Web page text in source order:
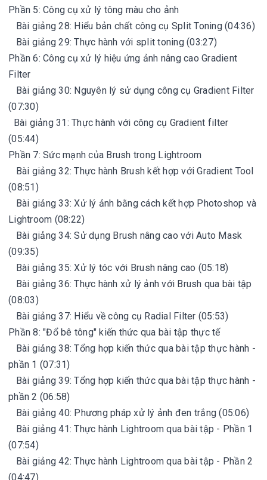
Phần 5: Công cụ xử lý tông màu cho ảnh
Bài giảng 28: Hiểu bản chất công cụ Split Toning (04:36)
Bài giảng 29: Thực hành với split toning (03:27)
Phần 6: Công cụ xử lý hiệu ứng ảnh nâng cao Gradient
Filter
Bài giảng 30: Nguyên lý sử dụng công cụ Gradient Filter
(07:30)
Bài giảng 31: Thực hành với công cụ Gradient filter
(05:44)
Phần 7: Sức mạnh của Brush trong Lightroom
Bài giảng 32: Thực hành Brush kết hợp với Gradient Tool
(08:51)
Bài giảng 33: Xử lý ảnh bằng cách kết hợp Photoshop và
Lightroom (08:22)
Bài giảng 34: Sử dụng Brush nâng cao với Auto Mask
(09:35)
Bài giảng 35: Xử lý tóc với Brush nâng cao (05:18)
Bài giảng 36: Thực hành xử lý ảnh với Brush qua bài tập
(08:03)
Bài giảng 37: Hiểu về công cụ Radial Filter (05:53)
Phần 8: "Đổ bê tông" kiến thức qua bài tập thực tế
Bài giảng 38: Tổng hợp kiến thức qua bài tập thực hành -
phần 1 (07:31)
Bài giảng 39: Tổng hợp kiến thức qua bài tập thực hành -
phần 2 (06:58)
Bài giảng 40: Phương pháp xử lý ảnh đen trắng (05:06)
Bài giảng 41: Thực hành Lightroom qua bài tập - Phần 1
(07:54)
Bài giảng 42: Thực hành Lightroom qua bài tập - Phần 2
(04:47)